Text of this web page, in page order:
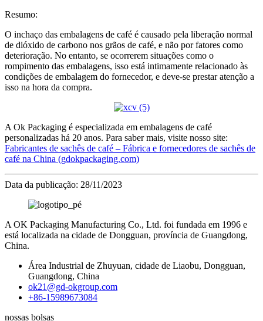
Resumo:
O inchaço das embalagens de café é causado pela liberação normal
de dióxido de carbono nos grãos de café, e não por fatores como
deterioração. No entanto, se ocorrerem situações como o
rompimento das embalagens, isso está intimamente relacionado às
condições de embalagem do fornecedor, e deve-se prestar atenção a
isso na hora da compra.
A Ok Packaging é especializada em embalagens de café
personalizadas há 20 anos. Para saber mais, visite nosso site:
Fabricantes de sachês de café – Fábrica e fornecedores de sachês de
café na China (gdokpackaging.com)
Data da publicação: 28/11/2023
A OK Packaging Manufacturing Co., Ltd. foi fundada em 1996 e
está localizada na cidade de Dongguan, província de Guangdong,
China.
Área Industrial de Zhuyuan, cidade de Liaobu, Dongguan,
Guangdong, China
ok21@gd-okgroup.com
+86-15989673084
nossas bolsas